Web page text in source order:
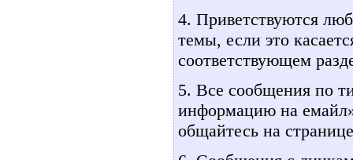
4. Приветствуются
темы, если это
соответствующем
5. Все сообщения по
информацию на
общайтесь на